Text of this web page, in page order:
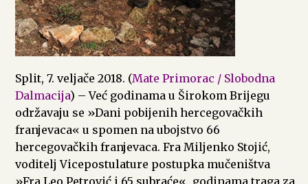
Split, 7. veljače 2018. (Mate Primorac / Slobodna
Dalmacija) – Već godinama u Širokom Brijegu
održavaju se »Dani pobijenih hercegovačkih
franjevaca« u spomen na ubojstvo 66
hercegovačkih franjevaca. Fra Miljenko Stojić,
voditelj Vicepostulature postupka mučeništva